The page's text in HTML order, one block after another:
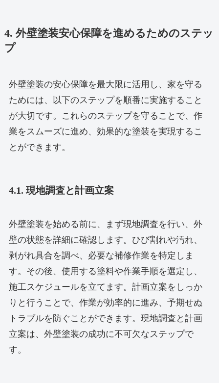
4. 外壁塗装安心保障を進めるためのステッ
プ
外壁塗装の安心保障を最大限に活用し、家を守る
ためには、以下のステップを順番に実施すること
が大切です。これらのステップを守ることで、作
業をスムーズに進め、効果的な塗装を実現するこ
とができます。
4.1. 現地調査と計画立案
外壁塗装を始める前に、まず現地調査を行い、外
壁の状態を詳細に確認します。ひび割れや汚れ、
剥がれ具合を調べ、必要な補修作業を特定しま
す。その後、使用する塗料や作業手順を選定し、
施工スケジュールを立てます。計画立案をしっか
りと行うことで、作業が効率的に進み、予期せぬ
トラブルを防ぐことができます。現地調査と計画
立案は、外壁塗装の成功に不可欠なステップで
す。